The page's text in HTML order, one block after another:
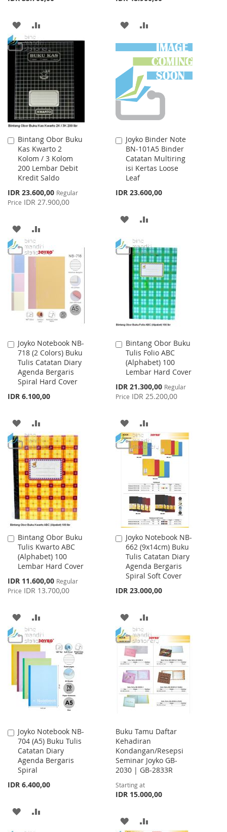
ADD
TO
WISH
LIST
TO
COMPARE
ADD
TO
WISH
LIST
TO
COMPARE
Bintang Obor Buku
Kas Kwarto 2
Kolom / 3 Kolom
200 Lembar Debit
Kredit Saldo
Special
Price
IDR 23.600,00 Regular
Price IDR 27.900,00
Add
to
Cart
ADD
TO
TO
COMPARE
Joyko Binder Note
BN-101A5 Binder
Catatan Multiring
isi Kertas Loose
Leaf
IDR 23.600,00
Add
to
Cart
ADD
WISH
LIST
COMPARE
Joyko Notebook NB-
718 (2 Colors) Buku
Tulis Catatan Diary
Agenda Bergaris
Spiral Hard Cover
IDR 6.100,00
Add
to
Cart
ADD
TO
WISH
LIST
TO
COMPARE
Bintang Obor Buku
Tulis Folio ABC
(Alphabet) 100
Lembar Hard Cover
Special
Price
IDR 21.300,00 Regular
Price IDR 25.200,00
Add
to
Cart
ADD
TO
WISH
LIST
TO
COMPARE
Bintang Obor Buku
Tulis Kwarto ABC
(Alphabet) 100
Lembar Hard Cover
Special
Price
IDR 11.600,00 Regular
Price IDR 13.700,00
Add
to
Cart
ADD
TO
WISH
LIST
TO
COMPARE
Joyko Notebook NB-
662 (9x14cm) Buku
Tulis Catatan Diary
Agenda Bergaris
Spiral Soft Cover
IDR 23.000,00
Add
to
Cart
ADD
TO
WISH
LIST
TO
COMPARE
Joyko Notebook NB-
704 (A5) Buku Tulis
Catatan Diary
Agenda Bergaris
Spiral
IDR 6.400,00
Add
to
Cart
ADD
Buku Tamu Daftar
Kehadiran
Kondangan/Resepsi
Seminar Joyko GB-
2030 | GB-2833R
Starting at
IDR 15.000,00
ADD